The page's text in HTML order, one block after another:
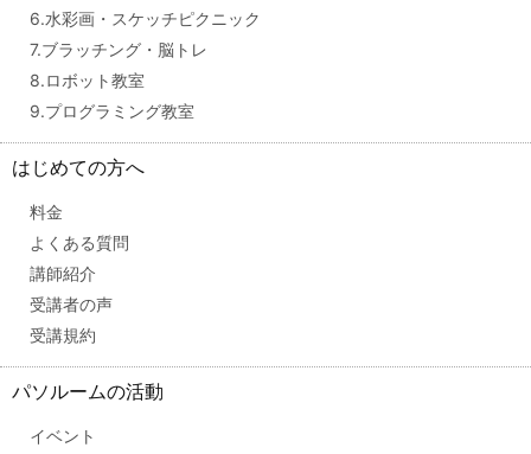
6.水彩画・スケッチピクニック
7.ブラッチング・脳トレ
8.ロボット教室
9.プログラミング教室
はじめての方へ
料金
よくある質問
講師紹介
受講者の声
受講規約
パソルームの活動
イベント